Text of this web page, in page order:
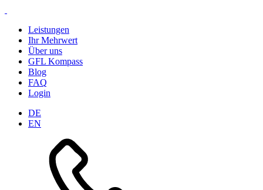
Leistungen
Ihr Mehrwert
Über uns
GFL Kompass
Blog
FAQ
Login
DE
EN